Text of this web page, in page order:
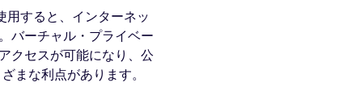
すると、インターネッ
バーチャル・プライベー
クセスが可能になり、公
まな利点があります。